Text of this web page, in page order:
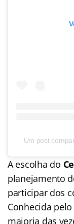
Um post
A escolha do
planejamento
participar dos
Conhecida
maioria das